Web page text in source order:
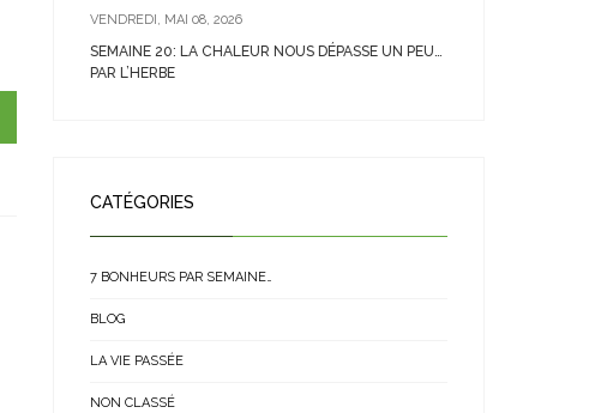
VENDREDI, MAI 08, 2026
SEMAINE 20: LA CHALEUR NOUS DÉPASSE UN PEU…
PAR L’HERBE
CATÉGORIES
7 BONHEURS PAR SEMAINE…
BLOG
LA VIE PASSÉE
NON CLASSÉ